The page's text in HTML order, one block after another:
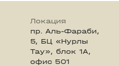
Локация
пр. Аль-Фараби,
5, БЦ «Нурлы
Тау», блок 1А,
офис 501